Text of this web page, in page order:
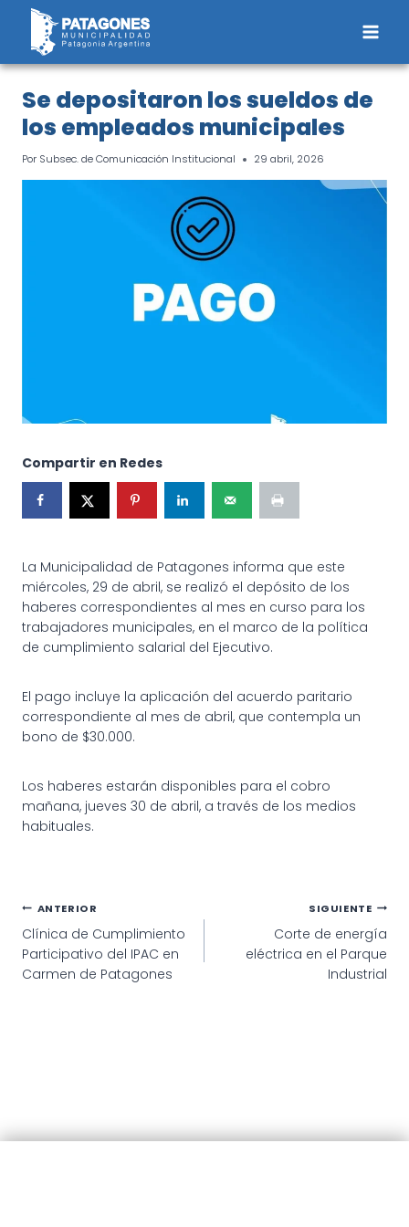
Saltar
contenido
Se depositaron los sueldos de
los empleados municipales
Por Subsec. de Comunicación Institucional 29 abril, 2026
Compartir en Redes
La Municipalidad de Patagones informa que este
miércoles, 29 de abril, se realizó el depósito de los
haberes correspondientes al mes en curso para los
trabajadores municipales, en el marco de la política
de cumplimiento salarial del Ejecutivo.
El pago incluye la aplicación del acuerdo paritario
correspondiente al mes de abril, que contempla un
bono de $30.000.
Los haberes estarán disponibles para el cobro
mañana, jueves 30 de abril, a través de los medios
habituales.
Navegación
de
entradas
ANTERIOR
Clínica de Cumplimiento
Participativo del IPAC en
Carmen de Patagones
SIGUIENTE
Corte de energía
eléctrica en el Parque
Industrial